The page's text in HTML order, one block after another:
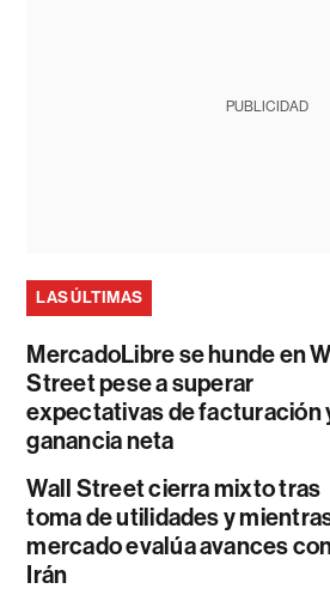
PUBLICIDAD
LAS ÚLTIMAS
MercadoLibre se hunde en
Street pese a superar
expectativas de facturación
ganancia neta
Wall Street cierra mixto tras
toma de utilidades y
mercado evalúa avances
Irán